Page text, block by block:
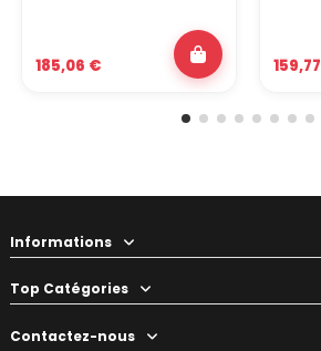
185,06 €
Informations
Top Catégories
Contactez-nous